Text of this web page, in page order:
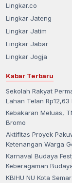
Lingkar.co
Lingkar Jateng
Lingkar Jatim
Lingkar Jabar
Lingkar Jogja
Kabar Terbaru
Sekolah Rakyat
Lahan Telan Rp12,63
Kebakaran Meluas,
Bromo
Aktifitas Proyek
Ketenangan Warga
Karnaval Budaya
Keberagaman
KBIHU NU Kota